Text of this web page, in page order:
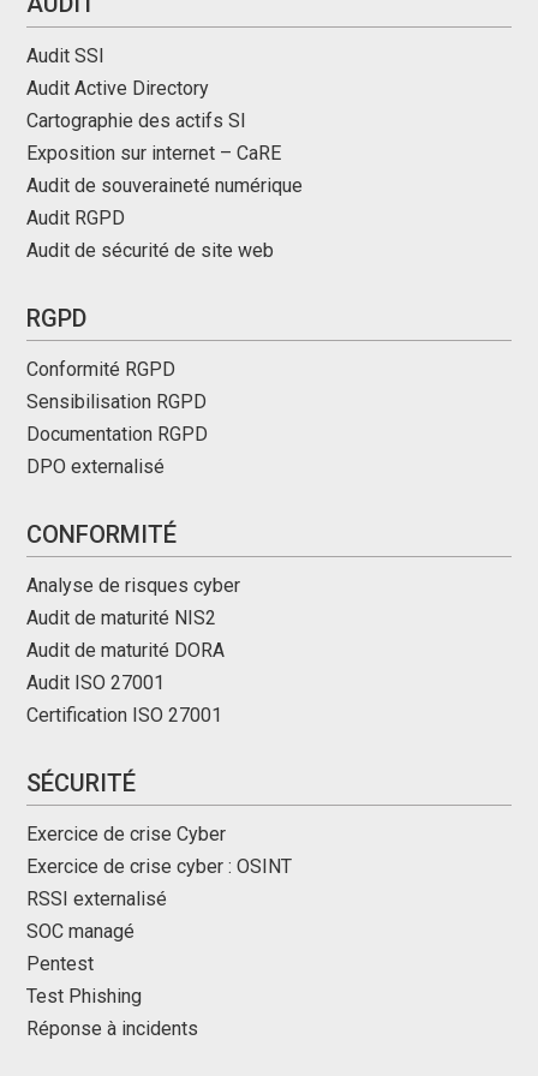
Audit SSI
Audit Active Directory
Cartographie des actifs SI
Exposition sur internet – CaRE
Audit de souveraineté numérique
Audit RGPD
Audit de sécurité de site web
RGPD
Conformité RGPD
Sensibilisation RGPD
Documentation RGPD
DPO externalisé
CONFORMITÉ
Analyse de risques cyber
Audit de maturité NIS2
Audit de maturité DORA
Audit ISO 27001
Certification ISO 27001
SÉCURITÉ
Exercice de crise Cyber
Exercice de crise cyber : OSINT
RSSI externalisé
SOC managé
Pentest
Test Phishing
Réponse à incidents